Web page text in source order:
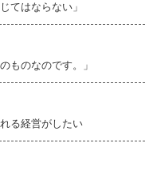
てはならない」
ものなのです。」
る経営がしたい